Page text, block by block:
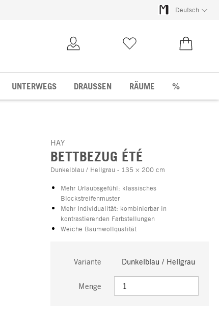
Deutsch
UNTERWEGS DRAUSSEN RÄUME %
HAY
BETTBEZUG ÉTÉ
Dunkelblau / Hellgrau - 135 × 200 cm
Mehr Urlaubsgefühl: klassisches
Blockstreifenmuster
Mehr Individualität: kombinierbar in
kontrastierenden Farbstellungen
Weiche Baumwollqualität
Variante Dunkelblau / Hellgrau
Menge